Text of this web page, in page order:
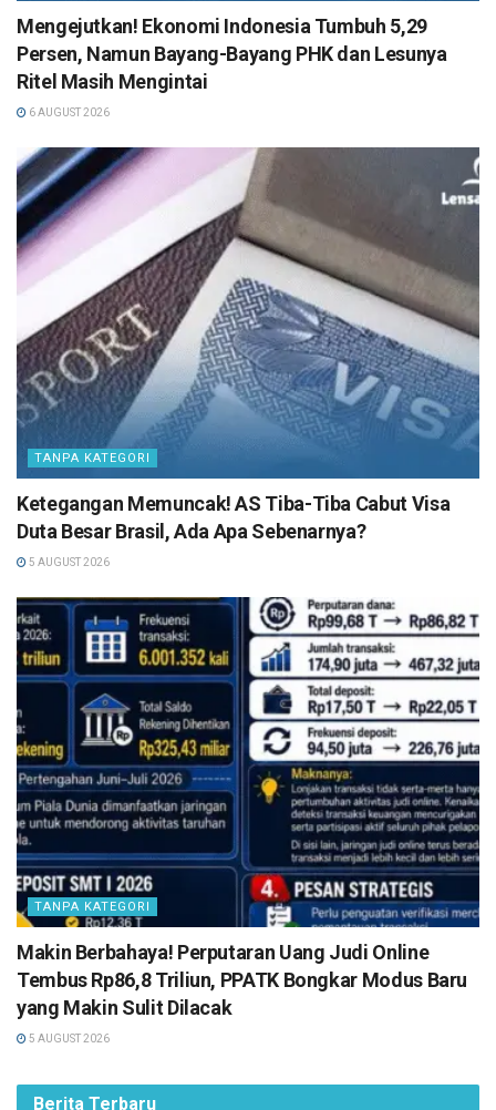
Mengejutkan! Ekonomi Indonesia Tumbuh 5,29
Persen, Namun Bayang-Bayang PHK dan Lesunya
Ritel Masih Mengintai
6 AUGUST 2026
TANPA KATEGORI
Ketegangan Memuncak! AS Tiba-Tiba Cabut Visa
Duta Besar Brasil, Ada Apa Sebenarnya?
5 AUGUST 2026
TANPA KATEGORI
Makin Berbahaya! Perputaran Uang Judi Online
Tembus Rp86,8 Triliun, PPATK Bongkar Modus Baru
yang Makin Sulit Dilacak
5 AUGUST 2026
Berita Terbaru